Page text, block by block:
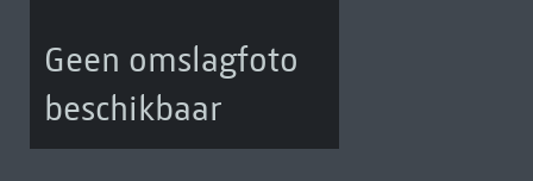
Geen omslagfoto
beschikbaar